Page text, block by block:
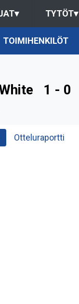
▾ TYTÖT▾
TOIMIHENKILÖT
1 - 0
Otteluraportti